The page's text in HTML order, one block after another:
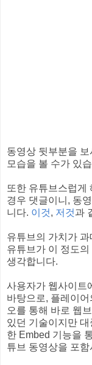
동영상 뒷부분을
모습을 볼 수가 있
또한 유튜브스럽게
경우 댓글이니, 동
니다. 이것, 저것과
유튜브의 가치가
유튜브가 이 정도
생각합니다.
사용자가 웹사이트
바탕으로, 플레이
오를 통해 바로 웹
있던 기술이지만
한 Embed 기능을
튜브 동영상을 포